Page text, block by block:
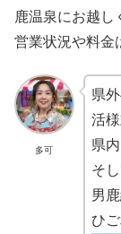
鹿温泉にお越し
営業状況や料金
多可
県
活
県
そ
男
ひ